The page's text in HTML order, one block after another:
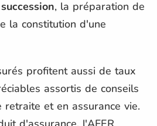
succession, la préparation de
la constitution d'une
profitent aussi de taux
assortis de conseils
et en assurance vie.